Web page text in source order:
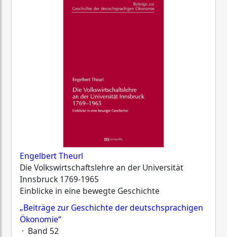
Engelbert Theurl
Die Volkswirtschaftslehre an der Universität
Innsbruck 1769-1965
Einblicke in eine bewegte Geschichte
„Beiträge zur Geschichte der deutschsprachigen
Ökonomie“
· Band 52